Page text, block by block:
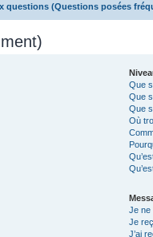
questions (Questions posées
Que
Que
Que
Où
Je ne
Je
J’ai